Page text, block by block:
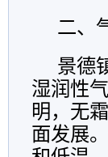
二、
景德
湿润性
明，无
面发展